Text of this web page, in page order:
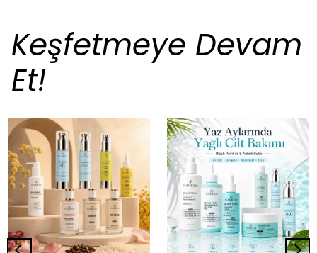
Keşfetmeye Devam
Et!